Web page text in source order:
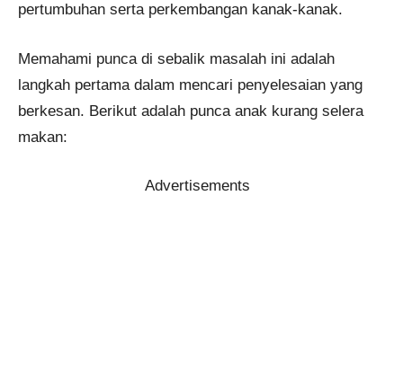
pertumbuhan serta perkembangan kanak-kanak.
Memahami punca di sebalik masalah ini adalah
langkah pertama dalam mencari penyelesaian yang
berkesan. Berikut adalah punca anak kurang selera
makan:
Advertisements